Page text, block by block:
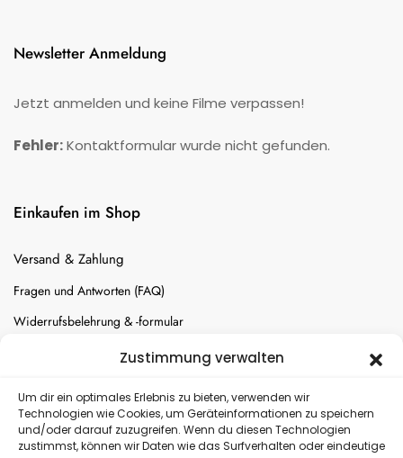
Zustimmung verwalten
Um dir ein optimales Erlebnis zu bieten, verwenden wir
Technologien wie Cookies, um Geräteinformationen zu speichern
und/oder darauf zuzugreifen. Wenn du diesen Technologien
zustimmst, können wir Daten wie das Surfverhalten oder eindeutige
Newsletter Anmeldung
Jetzt anmelden und keine Filme verpassen!
Fehler:Kontaktformular wurde nicht gefunden.
Einkaufen im Shop
Versand & Zahlung
Fragen und Antworten (FAQ)
Widerrufsbelehrung & -formular
Batterien-Entsorgung
Versand